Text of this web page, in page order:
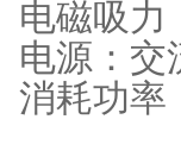
电磁吸力
电源：交
消耗功率